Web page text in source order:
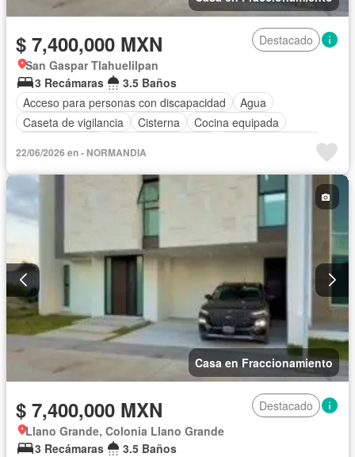
$ 7,400,000 MXN
Destacado
San Gaspar Tlahuelilpan
3 Recámaras
3.5 Baños
Acceso para personas con discapacidad
Agua
Caseta de vigilancia
Cisterna
Cocina equipada
Electricidad
Estacionamiento
Recámara con closet
Seguridad Zonas verdes
22/06/2026 en - NORMANDIA
Casa en Fraccionamiento
$ 7,400,000 MXN
Destacado
Llano Grande, Colonia Llano Grande
3 Recámaras
3.5 Baños